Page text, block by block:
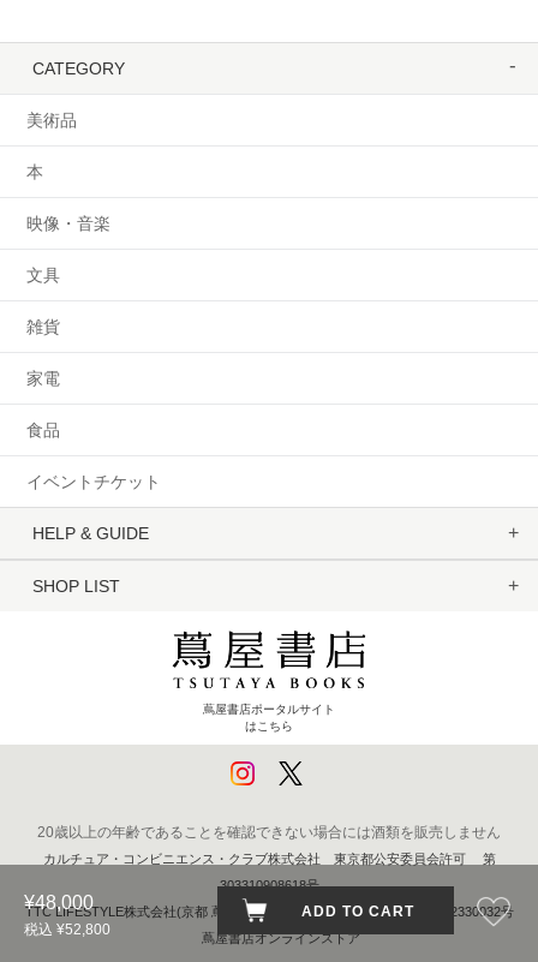
¥48,000
税込 ¥52,800
ADD TO CART
CATEGORY
美術品
本
映像・音楽
文具
雑貨
家電
食品
イベントチケット
HELP & GUIDE
SHOP LIST
蔦屋書店ポータルサイト
はこちら
20歳以上の年齢であることを確認できない場合には酒類を販売しません
カルチュア・コンビニエンス・クラブ株式会社 東京都公安委員会許可 第
303310908618号
TTC LIFESTYLE株式会社(京都 蔦屋書店) 京都府公安委員会 第611262330032号
蔦屋書店オンラインストア